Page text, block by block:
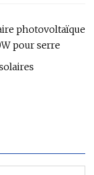
photovoltaïque
pour serre